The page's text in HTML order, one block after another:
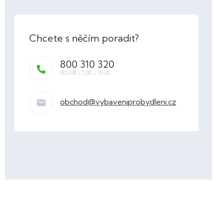
obchod@vybaveniprobydleni.cz
800 310 320